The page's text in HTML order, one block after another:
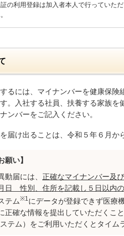
の利用登録は加入者本人で行っていた
るには、マイナンバーを健康保
。入社する社員、扶養する家族
ンバーをご記入ください。
届け出ることは、令和５年６月か
願い】
動届には、 正確なマイナンバー及
日 性別、住所を記載し５日以内
テム※1にデータが登録できず医療
正確な情報を提出していただくこ
テム）をご利用いただくとタイム